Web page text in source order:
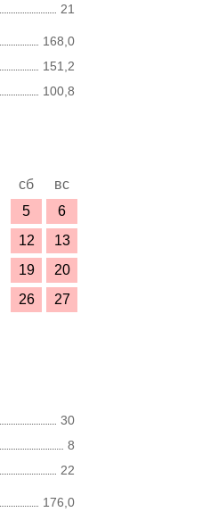
21
168,0
151,2
100,8
сб
вс
5
6
12
13
19
20
26
27
30
8
22
176,0